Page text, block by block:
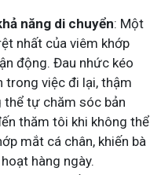
năng di chuyển: Một
nhất của viêm khớp
động. Đau nhức kéo
trong việc đi lại, thậm
tự chăm sóc bản
thăm tôi khi không thể
mắt cá chân, khiến bà
hàng ngày.